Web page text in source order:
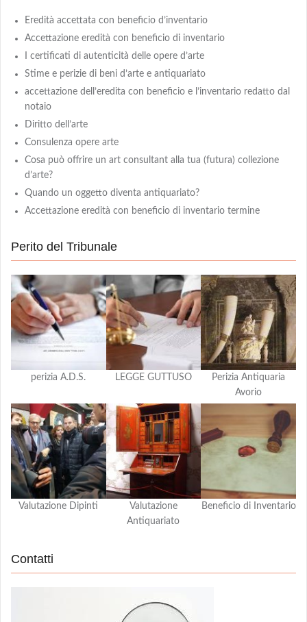
Eredità accettata con beneficio d’inventario
Accettazione eredità con beneficio di inventario
I certificati di autenticità delle opere d’arte
Stime e perizie di beni d’arte e antiquariato
accettazione dell’eredita con beneficio e l’inventario redatto dal
notaio
Diritto dell’arte
Consulenza opere arte
Cosa può offrire un art consultant alla tua (futura) collezione
d’arte?
Quando un oggetto diventa antiquariato?
Accettazione eredità con beneficio di inventario termine
Perito del Tribunale
perizia A.D.S. LEGGE GUTTUSO
Perizia Antiquaria
Avorio
Valutazione Dipinti
Valutazione
Antiquariato
Beneficio di Inventario
Contatti